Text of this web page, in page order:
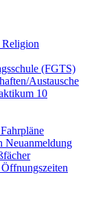
Religion
(FGTS)
Austausche
10
Fahrpläne
Neuanmeldung